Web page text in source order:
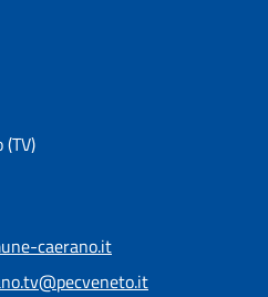
caerano.it